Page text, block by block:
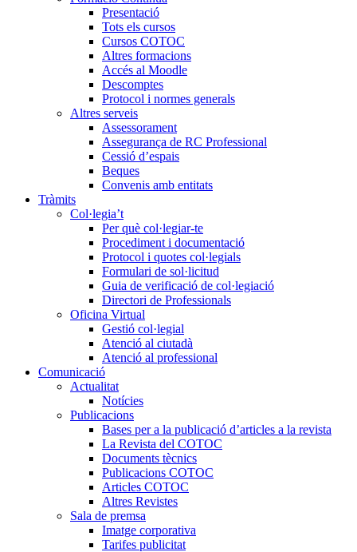
Presentació
Tots els cursos
Cursos COTOC
Altres formacions
Accés al Moodle
Descomptes
Protocol i normes generals
Altres serveis
Assessorament
Assegurança de RC Professional
Cessió d’espais
Beques
Convenis amb entitats
Tràmits
Col·legia’t
Per què col·legiar-te
Procediment i documentació
Protocol i quotes col·legials
Formulari de sol·licitud
Guia de verificació de col·legiació
Directori de Professionals
Oficina Virtual
Gestió col·legial
Atenció al ciutadà
Atenció al professional
Comunicació
Actualitat
Notícies
Publicacions
Bases per a la publicació d’articles a la revista
La Revista del COTOC
Documents tècnics
Publicacions COTOC
Articles COTOC
Altres Revistes
Sala de premsa
Imatge corporativa
Tarifes publicitat